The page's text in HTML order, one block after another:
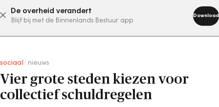
De overheid verandert
Blijf bij met de Binnenlands Bestuur app
Download
abonneer nu
sociaal nieuws
Vier grote steden kiezen voor
collectief schuldregelen